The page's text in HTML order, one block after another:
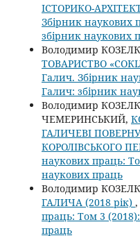
ІСТОРИКО-
Збірник наукових
збірник наукових
Володимир
ТОВАРИСТВО
Галич. Збірник
Галич: збірник
Володимир
ЧЕМЕРИНСЬКИЙ,
ГАЛИЧЕВІ
КОРОЛІВСЬКОГО
наукових праць:
наукових праць
Володимир
ГАЛИЧА (2018 рік) ,
праць: Том 3
праць